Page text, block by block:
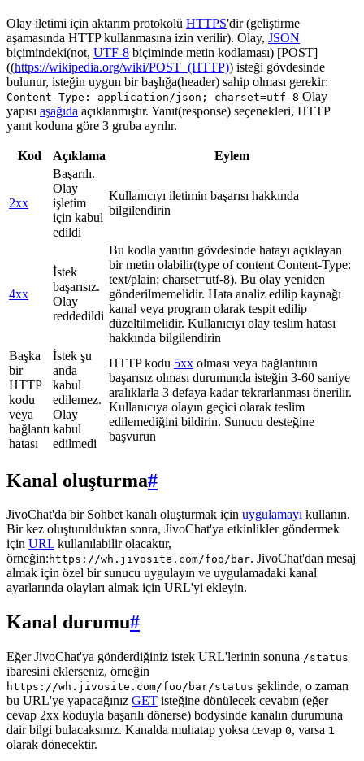
Olay iletimi için aktarım protokolü HTTPS'dir (geliştirme
aşamasında HTTP kullanmasına izin verilir). Olay, JSON
biçimindeki(not, UTF-8 biçiminde metin kodlaması) [POST]
((https://wikipedia.org/wiki/POST_(HTTP)) isteği gövdesinde
bulunur, isteğin uygun bir başlığa(header) sahip olması gerekir:
Content-Type: application/json; charset=utf-8 Olay
yapısı aşağıda açıklanmıştır. Yanıt(response) seçenekleri, HTTP
yanıt koduna göre 3 gruba ayrılır.
Kod Açıklama Eylem
2xx
Başarılı.
Olay
işletim
için kabul
edildi
Kullanıcıyı iletimin başarısı hakkında
bilgilendirin
4xx
İstek
başarısız.
Olay
reddedildi
Bu kodla yanıtın gövdesinde hatayı açıklayan
bir metin olabilir(type of content Content-Type:
text/plain; charset=utf-8). Bu olay yeniden
gönderilmemelidir. Hata analiz edilip kaynağı
kanal veya program olarak tespit edilip
düzeltilmelidir. Kullanıcıyı olay teslim hatası
hakkında bilgilendirin
Başka
bir
HTTP
kodu
veya
bağlantı
hatası
İstek şu
anda
kabul
edilemez.
Olay
kabul
edilmedi
HTTP kodu 5xx olması veya bağlantının
başarısız olması durumunda isteğin 3-60 saniye
aralıklarla 3 defaya kadar tekrarlanması önerilir.
Kullanıcıya olayın geçici olarak teslim
edilemediğini bildirin. Sunucu desteğine
başvurun
Kanal oluşturma#
JivoChat'da bir Sohbet kanalı oluşturmak için uygulamayı kullanın.
Bir kez oluşturulduktan sonra, JivoChat'ya etkinlikler göndermek
için URL kullanılabilir olacaktır,
örneğin: https://wh.jivosite.com/foo/bar. JivoChat'dan mesaj
almak için özel bir sunucu uygulayın ve uygulamadaki kanal
ayarlarında olayları almak için URL'yi ekleyin.
Kanal durumu#
Eğer JivoChat'ya gönderdiğiniz istek URL'lerinin sonuna /status
ibaresini eklerseniz, örneğin
https://wh.jivosite.com/foo/bar/status şeklinde, o zaman
bu URL'ye yapacağınız GET isteğine dönülecek cevabın (eğer
cevap 2xx koduyla başarılı dönerse) bodysinde kanalın durumuna
dair bilgi bulacaksınız. Kanalda muhatap yoksa cevap 0, varsa 1
olarak dönecektir.